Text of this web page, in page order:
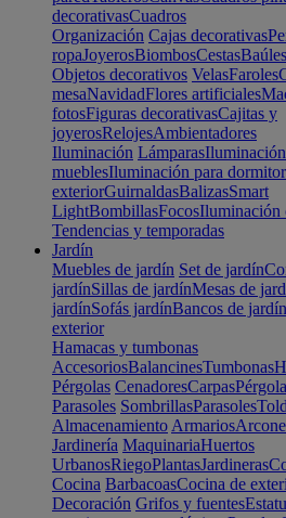
decorativasCuadros
Organización Cajas decorativas
ropaJoyerosBiombosCestasBaúles
Objetos decorativos VelasFaroles
mesaNavidadFlores artificiales
fotosFiguras decorativasCajitas y
joyerosRelojesAmbientadores
Iluminación Lámparas
mueblesIluminación para
exteriorGuirnaldasBalizasSmart
LightBombillasFocosIluminación
Tendencias y temporadas
Jardín
Muebles de jardín Set de jardín
jardínSillas de jardínMesas de
jardínSofás jardínBancos de jardín
exterior
Hamacas y tumbonas
AccesoriosBalancinesTumbonas
Pérgolas CenadoresCarpas
Parasoles SombrillasParasoles
Almacenamiento Armarios
Jardinería MaquinariaHuertos
UrbanosRiegoPlantasJardineras
Cocina BarbacoasCocina de
Decoración Grifos y fuentes